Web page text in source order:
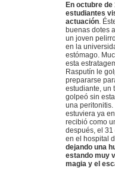
En octubre de
estudiantes
actuación.
buenas dotes
un joven
en la
estómago.
esta
Rasputín le
prepararse
estudiante, un
golpeó sin
una
estuviera ya
recibió como
después, el
en el hospital
dejando una
estando muy
magia y el